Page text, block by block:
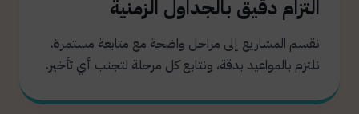
التزام دقيق بالجداول الزمنية
نقسم المشاريع إلى مراحل واضحة مع متابعة مستمرة.
نلتزم بالمواعيد بدقة، ونتابع كل مرحلة لتجنب أي تأخير.